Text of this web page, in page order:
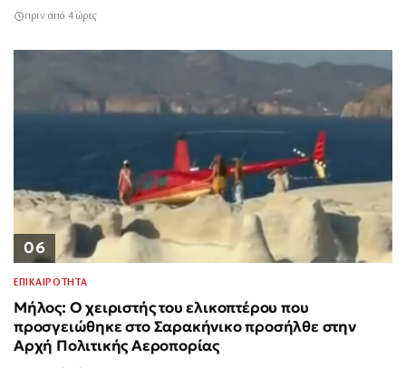
πριν από 4 ώρες
06
ΕΠΙΚΑΙΡΟΤΗΤΑ
Μήλος: Ο χειριστής του ελικοπτέρου που
προσγειώθηκε στο Σαρακήνικο προσήλθε στην
Αρχή Πολιτικής Αεροπορίας